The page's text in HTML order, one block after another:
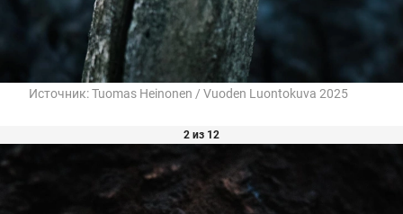
Источник:Tuomas Heinonen / Vuoden Luontokuva 2025
2 из 12